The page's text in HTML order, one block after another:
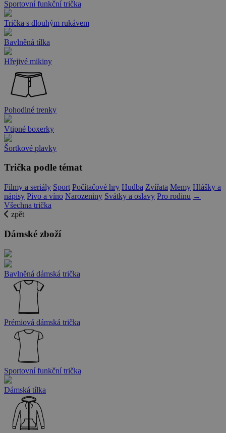
Sportovní funkční trička
Trička s dlouhým rukávem
Bavlněná tílka
Hřejivé mikiny
Pohodlné trenky
Vtipné boxerky
Šortkové plavky
Trička podle témat
Filmy a seriály Sport Počítačové hry Hudba Zvířata Memy Hlášky a
nápisy Pivo a víno Narozeniny Svátky a oslavy Pro rodinu →
Všechna trička
zpět
Dámské zboží
Bavlněná dámská trička
Prémiová dámská trička
Sportovní funkční trička
Dámská tílka